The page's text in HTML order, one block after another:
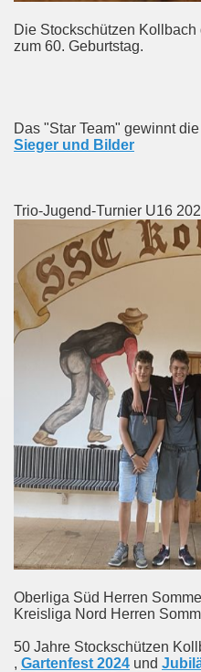
Die Stockschützen
zum 60. Geburtstag.
Das "Star Team" gewinnt
Sieger und Bilder
Trio-Jugend-Turnier U16
Oberliga Süd Herren
Kreisliga Nord Herren
50 Jahre Stockschützen
, Gartenfest 2024 und